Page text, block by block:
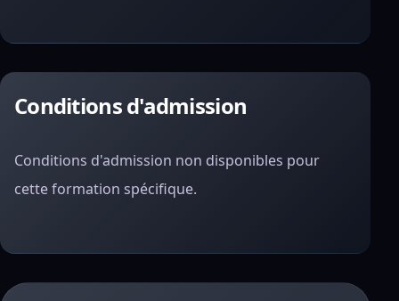
Conditions d'admission
Conditions d'admission non disponibles pour
cette formation spécifique.